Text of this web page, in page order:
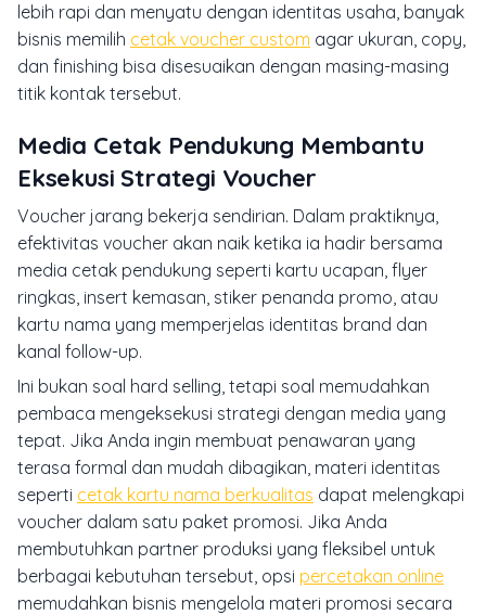
lebih rapi dan menyatu dengan identitas usaha, banyak
bisnis memilih cetak voucher custom agar ukuran, copy,
dan finishing bisa disesuaikan dengan masing-masing
titik kontak tersebut.
Media Cetak Pendukung Membantu
Eksekusi Strategi Voucher
Voucher jarang bekerja sendirian. Dalam praktiknya,
efektivitas voucher akan naik ketika ia hadir bersama
media cetak pendukung seperti kartu ucapan, flyer
ringkas, insert kemasan, stiker penanda promo, atau
kartu nama yang memperjelas identitas brand dan
kanal follow-up.
Ini bukan soal hard selling, tetapi soal memudahkan
pembaca mengeksekusi strategi dengan media yang
tepat. Jika Anda ingin membuat penawaran yang
terasa formal dan mudah dibagikan, materi identitas
seperti cetak kartu nama berkualitas dapat melengkapi
voucher dalam satu paket promosi. Jika Anda
membutuhkan partner produksi yang fleksibel untuk
berbagai kebutuhan tersebut, opsi percetakan online
memudahkan bisnis mengelola materi promosi secara